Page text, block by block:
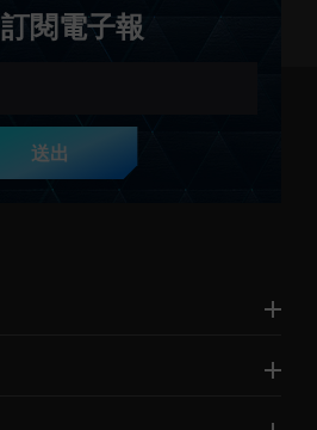
訂閱電子報
送出